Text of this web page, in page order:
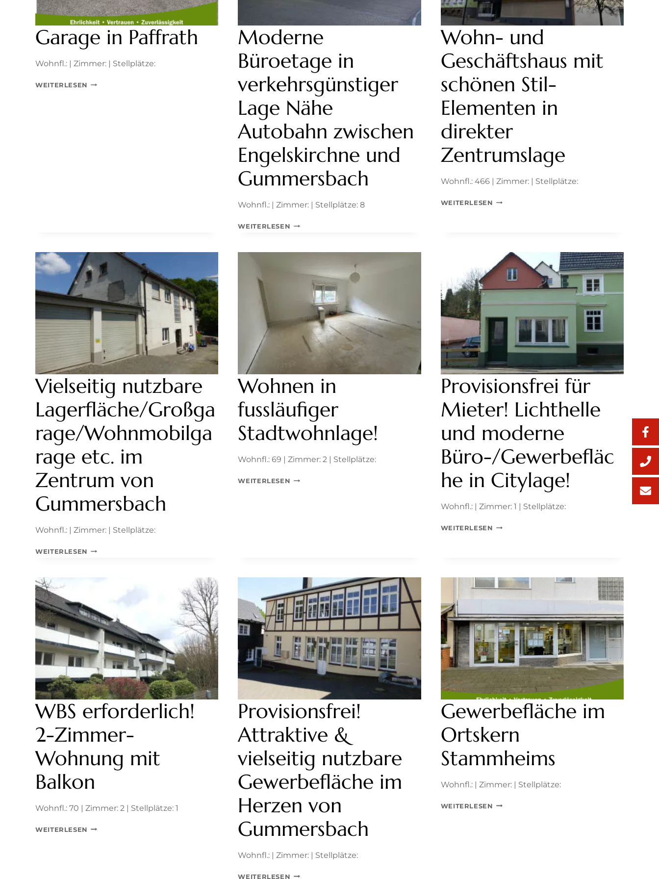
Garage in Paffrath
Wohnfl.: | Zimmer: | Stellplätze:
WEITERLESEN GARAGE
Moderne
Büroetage in
verkehrsgünstiger
Lage Nähe
Autobahn zwischen
Engelskirchne und
Gummersbach
Wohnfl.: | Zimmer: | Stellplätze: 8
WEITERLESEN MODERNE
NÄHE
AUTOBAHN
ZWISCHEN
ENGELSKIRCHNE
UND
GUMMERSBACH
Wohn- und
Geschäftshaus mit
schönen Stil-
Elementen in
direkter
Zentrumslage
Wohnfl.: 466 | Zimmer: | Stellplätze:
WEITERLESEN WOHN-
STIL-
ELEMENTEN
IN
DIREKTER
ZENTRUMSLAGE
Vielseitig nutzbare
Lagerfläche/Großga
rage/Wohnmobilga
rage etc. im
Zentrum von
Gummersbach
Wohnfl.: | Zimmer: | Stellplätze:
WEITERLESEN VIELSEITIG
ON G
UMMERSBACH
Wohnen in
fussläufiger
Stadtwohnlage!
Wohnfl.: 69 | Zimmer: 2 | Stellplätze:
WEITERLESEN WOHNEN
Provisionsfrei für
Mieter! Lichthelle
und moderne
Büro-/Gewerbefläc
he in Citylage!
Wohnfl.: | Zimmer: 1 | Stellplätze:
WEITERLESEN PROVISIONSFREI
MODERNE
BÜRO-/GEWERBEFLÄCHE
WBS erforderlich!
2-Zimmer-
Wohnung mit
Balkon
Wohnfl.: 70 | Zimmer: 2 | Stellplätze: 1
WEITERLESEN WBS
Provisionsfrei!
Attraktive &
vielseitig nutzbare
Gewerbefläche im
Herzen von
Gummersbach
Wohnfl.: | Zimmer: | Stellplätze:
WEITERLESEN PROVISIONSFREI!
Gewerbefläche im
Ortskern
Stammheims
Wohnfl.: | Zimmer: | Stellplätze:
WEITERLESEN GEWERBEFLÄCHE